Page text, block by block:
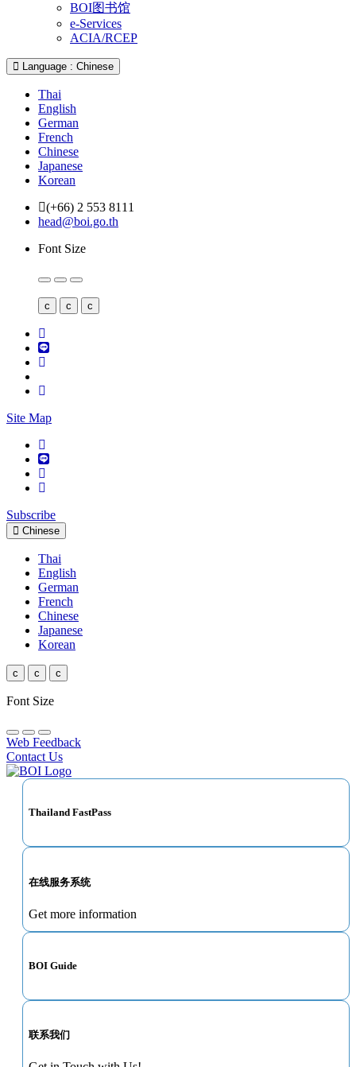
BOI图书馆
e-Services
ACIA/RCEP
Language : Chinese
Thai
English
German
French
Chinese
Japanese
Korean
(+66) 2 553 8111
head@boi.go.th
Font Size
c c c
Site Map
Subscribe
Chinese
Thai
English
German
French
Chinese
Japanese
Korean
c c c
Font Size
Web Feedback
Contact Us
Thailand FastPass
在线服务系统
Get more information
BOI Guide
联系我们